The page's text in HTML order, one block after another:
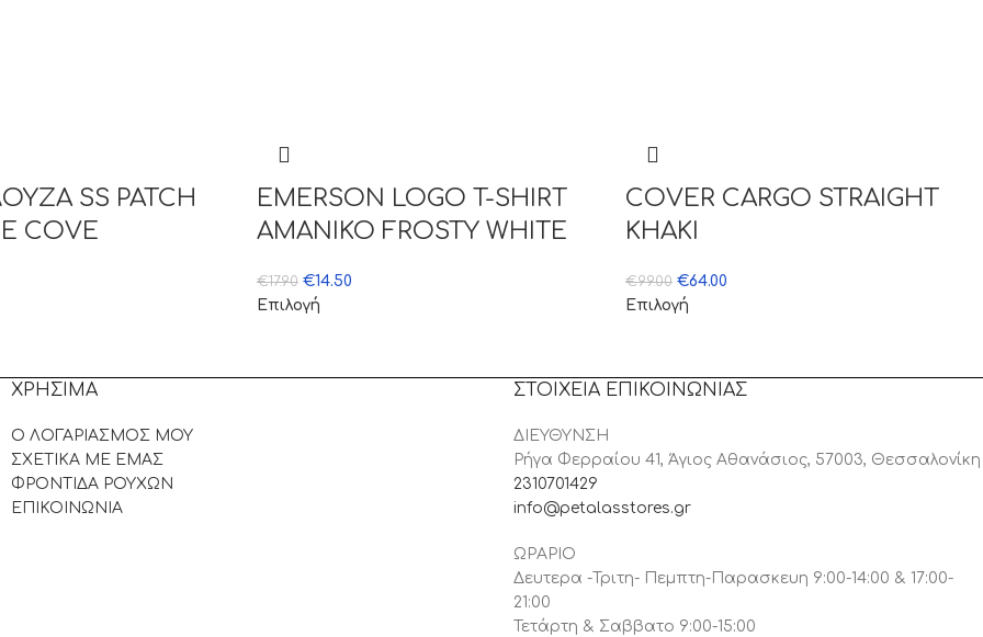
SS PATCH
COVE
EMERSON LOGO T-SHIRT
ΑΜΑΝΙΚΟ FROSTY WHITE
€17.90 €14.50
Επιλογή
COVER CARGO STRAIGHT
KHAKI
€99.00 €64.00
Επιλογή
ΧΡΗΣΙΜΑ
Ο ΛΟΓΑΡΙΑΣΜΟΣ ΜΟΥ
ΣΧΕΤΙΚΑ ΜΕ ΕΜΑΣ
ΦΡΟΝΤΙΔΑ ΡΟΥΧΩΝ
ΕΠΙΚΟΙΝΩΝΙΑ
ΣΤΟΙΧΕΙΑ ΕΠΙΚΟΙΝΩΝΙΑΣ
ΔΙΕΥΘΥΝΣΗ
Ρήγα Φερραίου 41, Άγιος Αθανάσιος, 57003, Θεσσαλονίκη
2310701429
info@petalasstores.gr
ΩΡΑΡΙΟ
Δευτερα -Τριτη- Πεμπτη-Παρασκευη 9:00-14:00 & 17:00-
21:00
Τετάρτη & Σαββατο 9:00-15:00